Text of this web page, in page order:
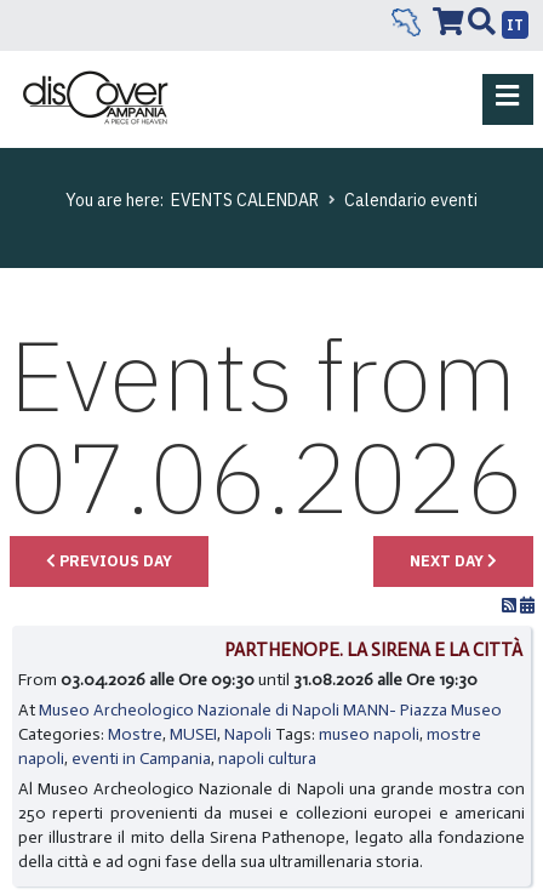
IT
You are here: EVENTS CALENDAR Calendario eventi
Events from
07.06.2026
PREVIOUS DAY NEXT DAY
PARTHENOPE. LA SIRENA E LA CITTÀ
From03.04.2026 alle Ore 09:30until 31.08.2026 alle Ore 19:30
AtMuseo Archeologico Nazionale di Napoli MANN- Piazza Museo
Categories:Mostre,MUSEI,Napoli Tags:museo napoli,mostre
napoli, eventi in Campania,napoli cultura
Al Museo Archeologico Nazionale di Napoli una grande mostra con
250 reperti provenienti da musei e collezioni europei e americani
per illustrare il mito della Sirena Pathenope, legato alla fondazione
della città e ad ogni fase della sua ultramillenaria storia.